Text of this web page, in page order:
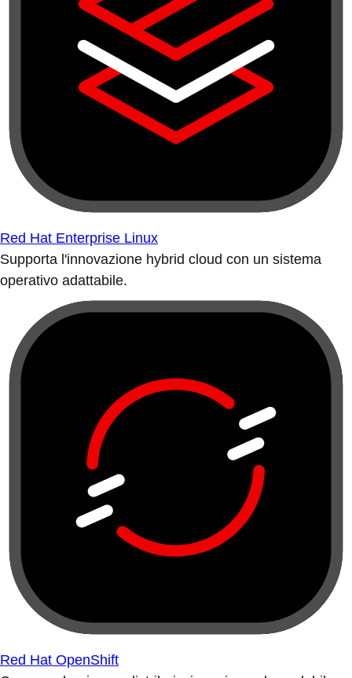
Red Hat Enterprise Linux
Supporta l'innovazione hybrid cloud con un sistema
operativo adattabile.
Red Hat OpenShift